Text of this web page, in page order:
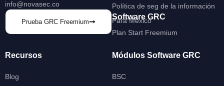
info@novasec.co
Prueba GRC Freemium
Política de seg de la información
Software GRC
Para México
Plan Start Freemium
Recursos
Blog
Módulos Software GRC
BSC